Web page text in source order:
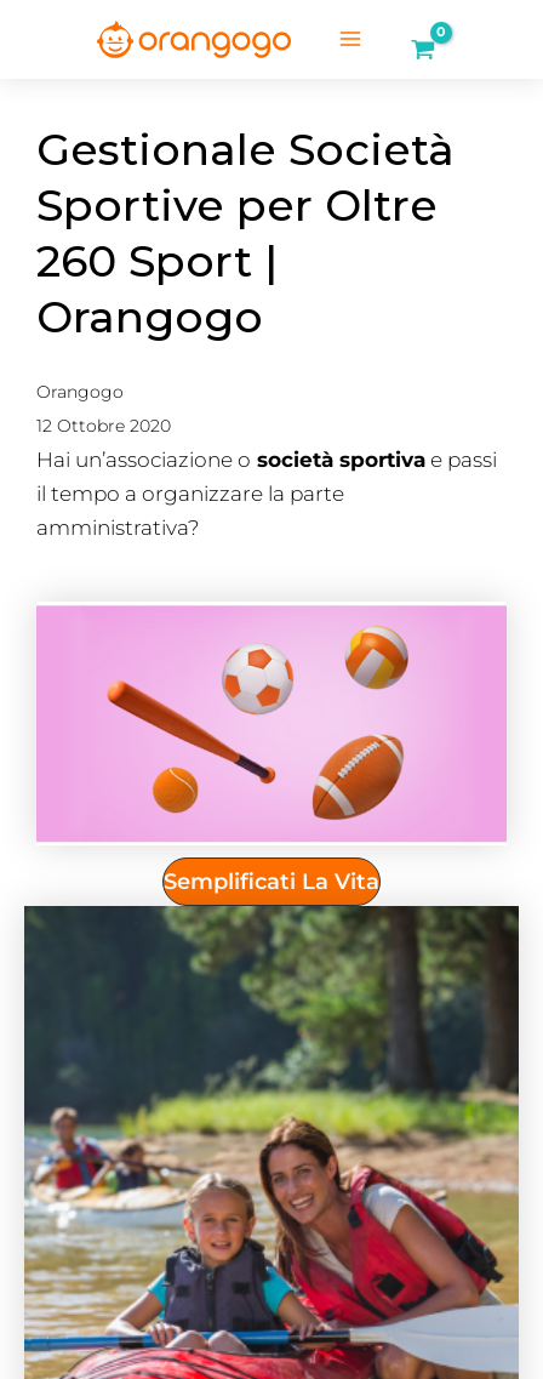
Gestionale Società
Sportive per Oltre
260 Sport |
Orangogo
Orangogo
12 Ottobre 2020
Hai un’associazione o società sportiva e passi
il tempo a organizzare la parte
amministrativa?
Semplificati La Vita